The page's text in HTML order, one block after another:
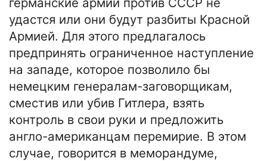
удастся или они будут разбиты Красной
Армией. Для этого предлагалось
предпринять ограниченное наступление
на западе, которое позволило бы
немецким генералам-заговорщикам,
сместив или убив Гитлера, взять
контроль в свои руки и предложить
англо-американцам перемирие. В этом
случае, говорится в меморандуме,